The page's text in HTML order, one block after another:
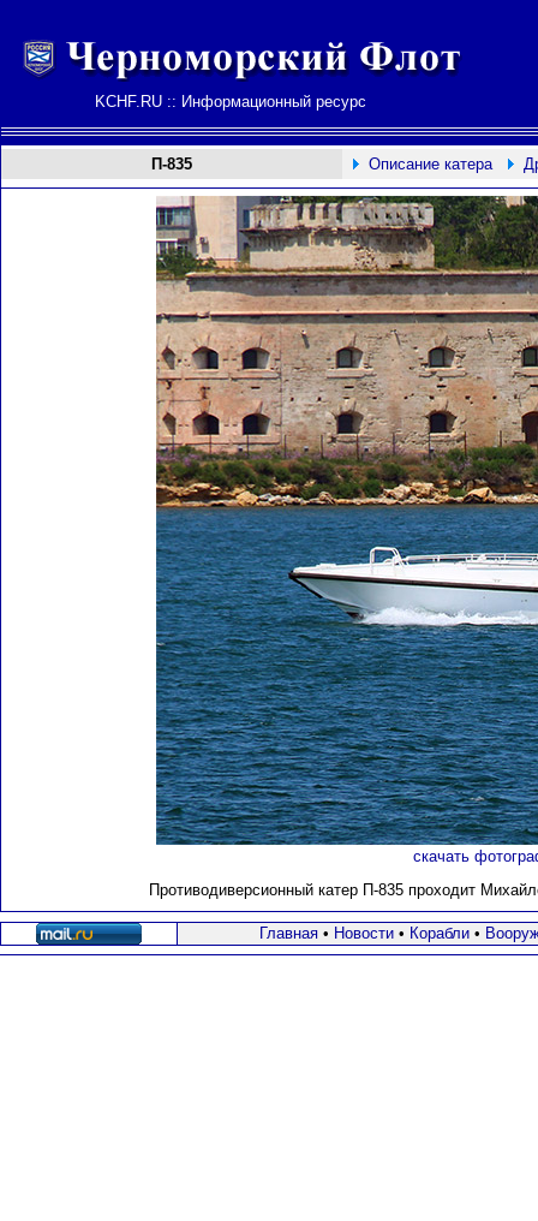
KCHF.RU :: Информационный ресурс
П-835 Описание катера
скачать
Противодиверсионный катер П-835 проходит
Главная• Новости• Корабли•